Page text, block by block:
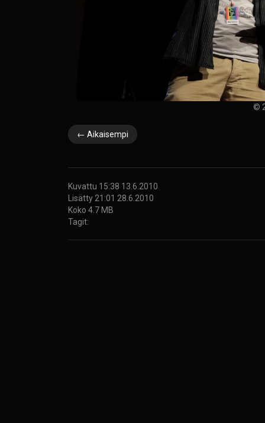
©
← Aikaisempi
Kuvattu 15:38 13.6.2010
Lisätty 21:01 28.6.2010
Koko 4.7 MB
Tagit: